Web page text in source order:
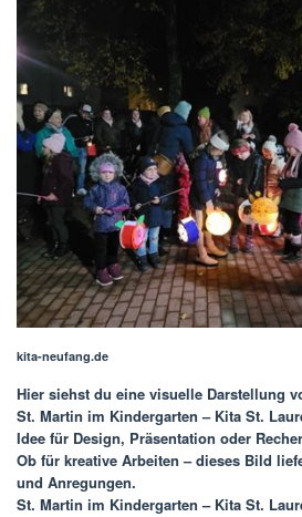
kita-neufang.de
Hier siehst du eine visuelle Darstellung
St. Martin im Kindergarten – Kita St.
Idee für Design, Präsentation oder
Ob für kreative Arbeiten – dieses Bild
und Anregungen.
St. Martin im Kindergarten – Kita St.